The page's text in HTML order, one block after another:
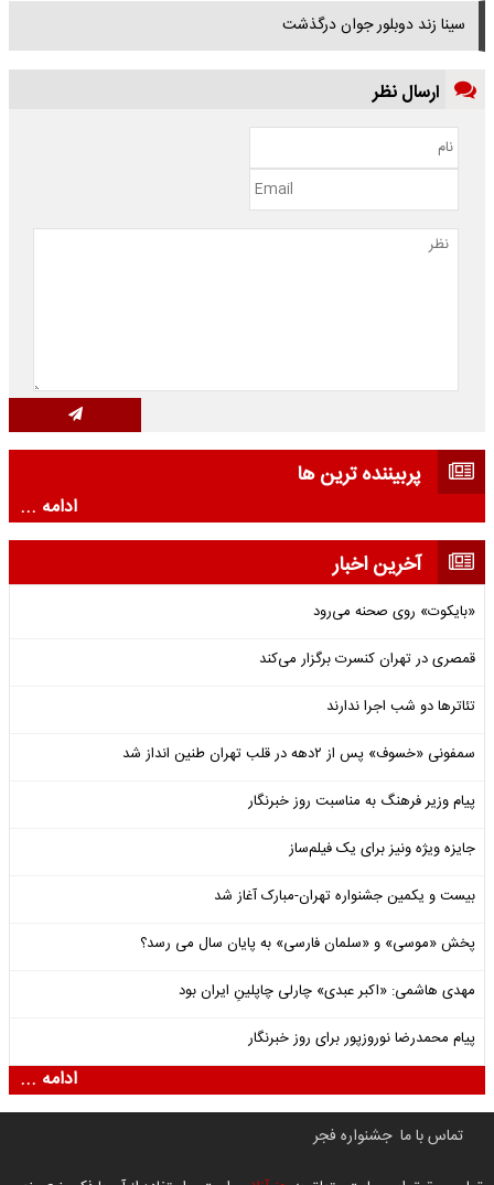
سینا زند دوبلور جوان درگذشت
ارسال نظر
پربیننده ترین ها
ادامه ...
آخرین اخبار
«بایکوت» روی صحنه می‌رود
قمصری در تهران کنسرت برگزار می‌کند
تئاترها دو شب اجرا ندارند
سمفونی «خسوف» پس از ۲دهه در قلب تهران طنین انداز شد
پیام وزیر فرهنگ به مناسبت روز خبرنگار
جایزه ویژه ونیز برای یک فیلم‌ساز
بیست و یکمین جشنواره تهران-مبارک آغاز شد
پخش «موسی» و «سلمان فارسی» به پایان سال می رسد؟
مهدی هاشمی: «اکبر عبدی» چارلی چاپلینِ ایران بود
پیام محمدرضا نوروزپور برای روز خبرنگار
ادامه ...
تماس با ما جشنواره فجر